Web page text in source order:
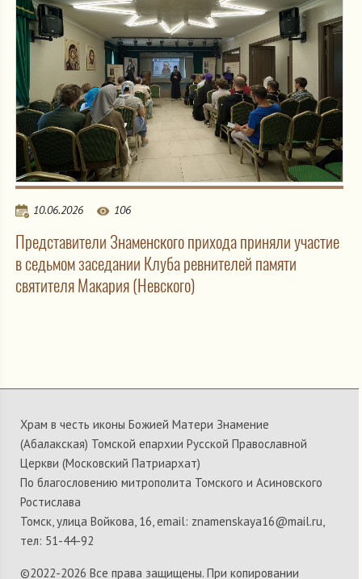
10.06.2026 106
Представители Знаменского прихода приняли участие
в седьмом заседании Клуба ревнителей памяти
святителя Макария (Невского)
Храм в честь иконы Божией Матери Знамение
(Абалакская) Томской епархии Русской Православной
Церкви (Московский Патриархат)
По благословению митрополита Томского и Асиновского
Ростислава
Томск, улица Войкова, 16, email: znamenskaya16@mail.ru,
тел: 51-44-92
©2022-2026 Все права защищены. При копировании